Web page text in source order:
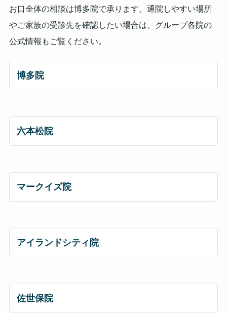
お口全体の相談は博多院で承ります。通院しやすい場所
やご家族の受診先を確認したい場合は、グループ各院の
公式情報もご覧ください。
博多院
六本松院
マークイズ院
アイランドシティ院
佐世保院